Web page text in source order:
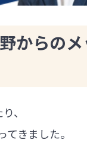
からの
、
きました。